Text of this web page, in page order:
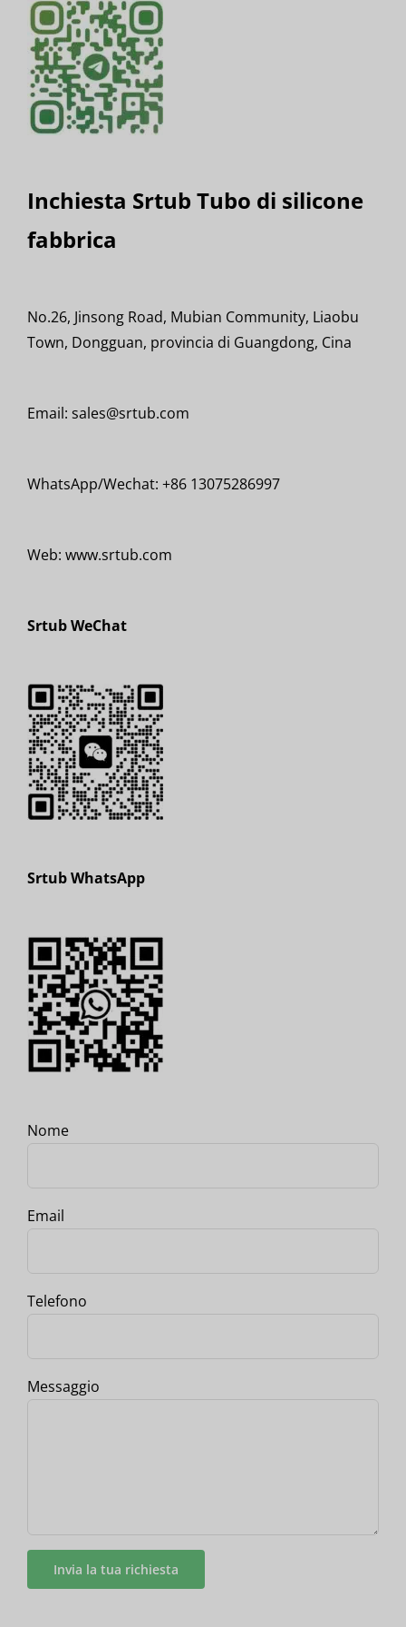
Inchiesta Srtub Tubo di silicone
fabbrica
No.26, Jinsong Road, Mubian Community, Liaobu
Town, Dongguan, provincia di Guangdong, Cina
Email: sales@srtub.com
WhatsApp/Wechat: +86 13075286997
Web: www.srtub.com
Srtub WeChat
Srtub WhatsApp
Nome
Email
Telefono
Messaggio